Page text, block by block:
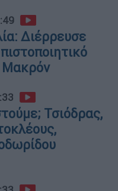
Διέρρευσε
Μακρόν
Τσιόδρας,